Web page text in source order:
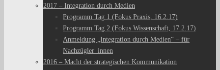
2017 – Integration durch Medien
Programm Tag 1 (Fokus Praxis, 16.2.17)
Programm Tag 2 (Fokus Wissenschaft, 17.2.17)
Anmeldung „Integration durch Medien“ – für
Nachzügler_innen
2016 – Macht der strategischen Kommunikation